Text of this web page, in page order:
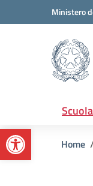
Apri la
Vai ai contenuti
Vai al menu diMinistero
Scuola
Home